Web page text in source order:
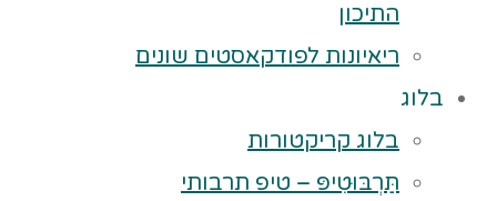
התיכון
ריאיונות לפודקאסטים שונים
בלוג
בלוג קריקטורות
תַּרְבּוּטִיפּ – טיפ תרבותי